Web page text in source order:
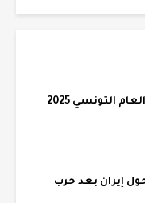
التونسي 2025
إيران بعد حرب